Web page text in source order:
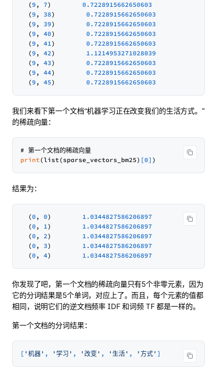
  (
9 , 7) 0.7228915662650603
  (
9 , 38) 0.7228915662650603
  (
9 , 39) 0.7228915662650603
  (
9 , 40) 0.7228915662650603
  (
9 , 41) 0.7228915662650603
  (
9 , 42) 1.1214953271028039
  (
9 , 43) 0.7228915662650603
  (
9 , 44) 0.7228915662650603
  (
9 , 45) 0.7228915662650603
我们来看下第一个文档“机器学习正在改变我们的生活方式。”
的稀疏向量：
print(list(sparse_vectors_bm25) [0]
结果为：
  (
0 , 0) 1.0344827586206897
  (
0 , 1) 1.0344827586206897
  (
0 , 2) 1.0344827586206897
  (
0 , 3) 1.0344827586206897
  (
0 , 4) 1.0344827586206897
你发现了吧，第一个文档的稀疏向量只有5个非零元素，因为
它的分词结果是5个单词，对应上了。而且，每个元素的值都
相同，说明它们的逆文档频率 IDF 和词频 TF 都是一样的。
第一个文档的分词结果：
[ '机器' , '学习' , '改变' , '生活' , '方式' ]